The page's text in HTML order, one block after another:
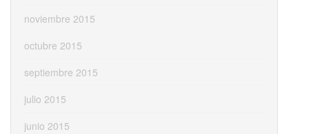
noviembre 2015
octubre 2015
septiembre 2015
julio 2015
junio 2015